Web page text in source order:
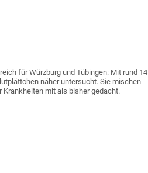
für Würzburg und Tübingen: Mit rund 14
näher untersucht. Sie mischen
mit als bisher gedacht.